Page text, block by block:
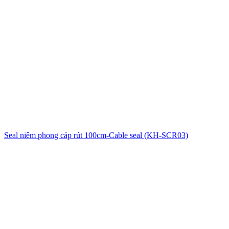
Seal niêm phong cáp rút 100cm-Cable seal (KH-SCR03)